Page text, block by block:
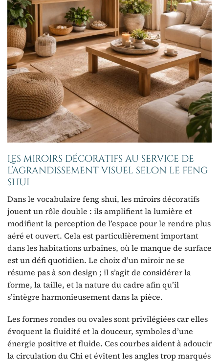
Les miroirs décoratifs au service de
l’agrandissement visuel selon le feng
shui
Dans le vocabulaire feng shui, les miroirs décoratifs
jouent un rôle double : ils amplifient la lumière et
modifient la perception de l’espace pour le rendre plus
aéré et ouvert. Cela est particulièrement important
dans les habitations urbaines, où le manque de surface
est un défi quotidien. Le choix d’un miroir ne se
résume pas à son design ; il s’agit de considérer la
forme, la taille, et la nature du cadre afin qu’il
s’intègre harmonieusement dans la pièce.
Les formes rondes ou ovales sont privilégiées car elles
évoquent la fluidité et la douceur, symboles d’une
énergie positive et fluide. Ces courbes aident à adoucir
la circulation du Chi et évitent les angles trop marqués